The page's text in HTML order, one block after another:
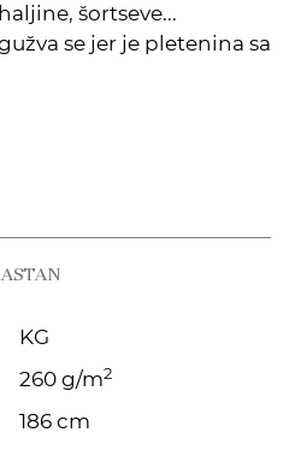
šortseve...
se jer je pletenina sa
KG
260 g/m2
186 cm